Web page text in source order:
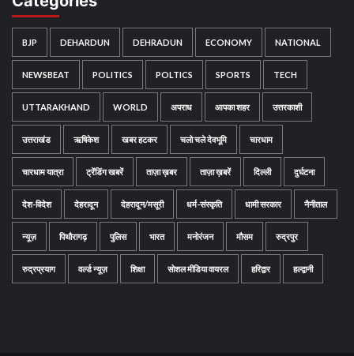
BJP DEHARDUN DEHRADUN ECONOMY NATIONAL
NEWSBEAT POLITICS POLTICS SPORTS TECH
UTTARAKHAND WORLD अपराध आपका शहर उत्तरकाशी
उत्तराखंड ऋषिकेश खबर हटकर चलो चले देवभूमि चारधाम
चारधाम यात्रा ट्रेंडिंग खबरें ताज़ा ख़बर ताज़ा ख़बरें दिल्ली दुर्घटना
देश-विदेश देहरादून देहरादून/मसूरी धर्म-संस्कृति धामी सरकार नैनीताल
न्यूज़ पिथौरागढ़ पुलिस भारत मनोरंजन मौसम रुद्रपुर
रुद्रप्रयाग वर्ल्ड न्यूज़ शिक्षा सोशल मीडिया वायरल हरिद्वार हल्द्वानी